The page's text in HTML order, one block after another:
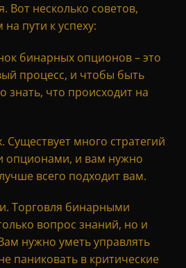
Вот несколько советов,
пути к успеху:
бинарных опционов – это
процесс, и чтобы быть
что происходит на
Существует много стратегий
опционами, и вам нужно
всего подходит вам.
Торговля бинарными
вопрос знаний, но и
нужно уметь управлять
паниковать в критические